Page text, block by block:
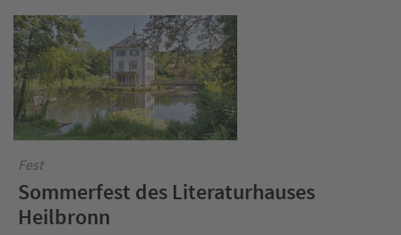
Fest
Sommerfest des Literaturhauses
Heilbronn